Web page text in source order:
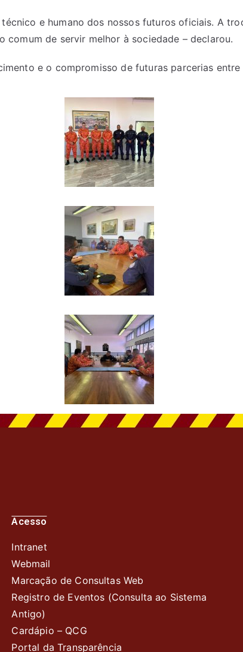
e humano dos nossos futuros oficiais. A
de servir melhor à sociedade – declarou.
e o compromisso de futuras parcerias entre
Acesso
Intranet
Webmail
Marcação de Consultas Web
Registro de Eventos (Consulta ao Sistema
Antigo)
Cardápio – QCG
Portal da Transparência